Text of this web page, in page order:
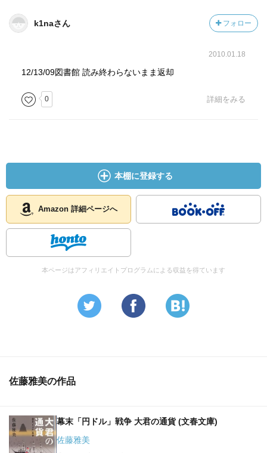
k1naさん フォロー
2010.01.18
12/13/09図書館 読み終わらないまま返却
0 詳細をみる
本棚に登録する
Amazon 詳細ページへ
本ページはアフィリエイトプログラムによる収益を得ています
佐藤雅美の作品
幕末「円ドル」戦争 大君の通貨 (文春文庫)
佐藤雅美